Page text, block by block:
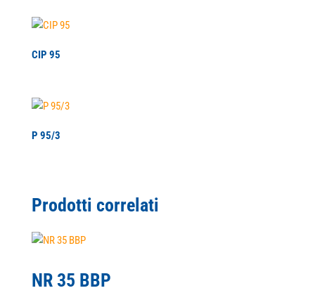
CIP 95
P 95/3
Prodotti correlati
NR 35 BBP